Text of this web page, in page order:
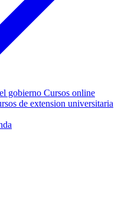
gobierno Cursos online
de extension universitaria